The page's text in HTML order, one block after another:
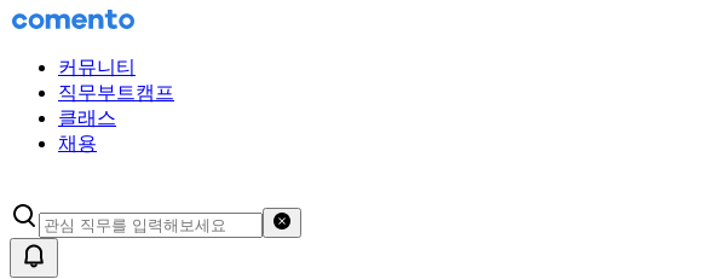
커뮤니티
직무부트캠프
클래스
채용